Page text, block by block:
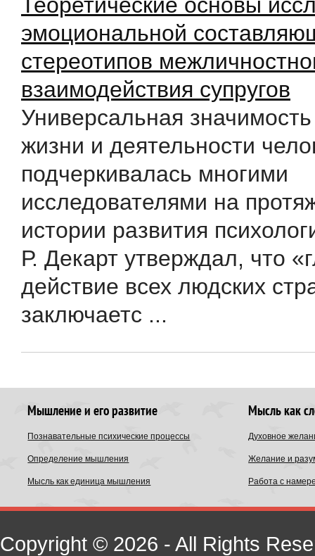
эмоциональной
стереотипов
взаимодействия супругов
Универсальная
жизни и деятельности
подчеркивалась многими
исследователями на
истории развития
Р. Декарт утверждал, что
действие всех людских
заключаетс ...
Мышление и его развитие
Познавательные психические процессы
Определение мышления
Мысль как единица мышления
Мысль как
Духовное
Желание и
Работа с
Copyright © 2026 - All Rights